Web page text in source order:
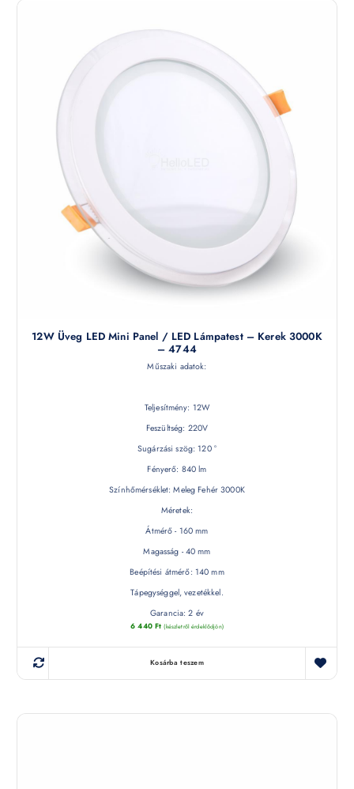
12W Üveg LED Mini Panel / LED Lámpatest – Kerek 3000K
– 4744
Műszaki adatok:
Teljesítmény: 12W
Feszültség: 220V
Sugárzási szög: 120 °
Fényerő: 840 lm
Színhőmérséklet: Meleg Fehér 3000K
Méretek:
Átmérő - 160 mm
Magasság - 40 mm
Beépítési átmérő: 140 mm
Tápegységgel, vezetékkel.
Garancia: 2 év
6 440 Ft (készletről érdeklődjön)
Kosárba teszem